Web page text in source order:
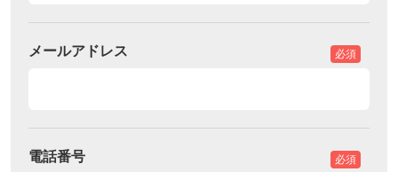
必須
メールアドレス
必須
電話番号